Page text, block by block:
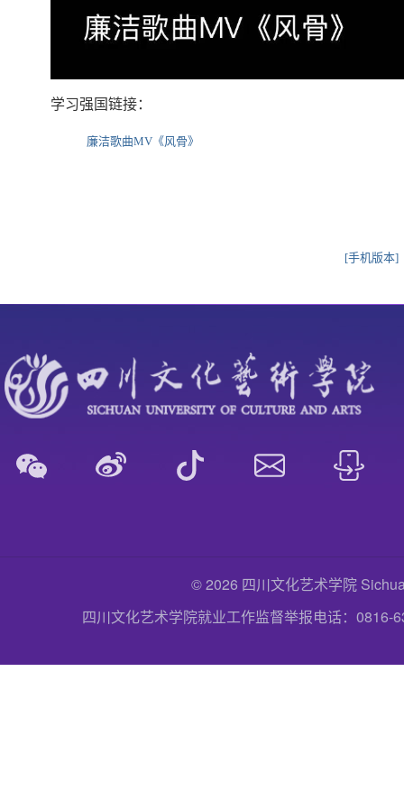
学习强国链接：
廉洁歌曲MV《风骨》
[手机版本]
© 2026 四川文化艺术学院
四川文化艺术学院就业工作监督举报电话：